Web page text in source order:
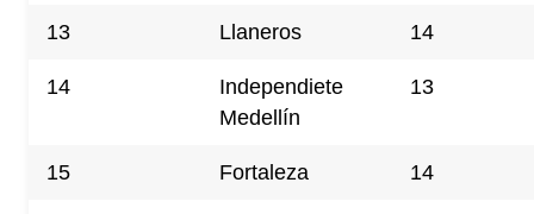
13 Llaneros 14
14
Independiete
Medellín
13
15 Fortaleza 14